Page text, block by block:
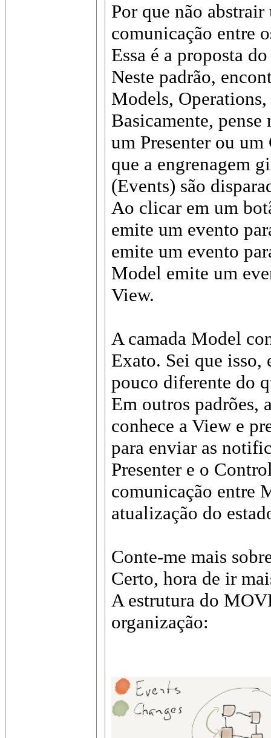
Por que não
comunicação entre
Essa é a proposta
Neste padrão,
Models,
Basicamente,
um Presenter ou
que a engrenagem
(Events) são
Ao clicar em um
emite um evento
emite um evento
Model emite um
View.
A camada Model
Exato. Sei que isso,
pouco diferente do
Em outros padrões,
conhece a View e
para enviar as
Presenter e o
comunicação entre
atualização do
Conte-me mais
Certo, hora de ir
A estrutura do
organização: